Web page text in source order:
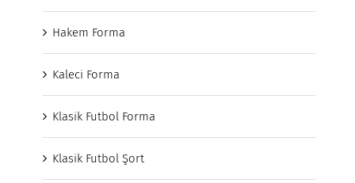
Hakem Forma
Kaleci Forma
Klasik Futbol Forma
Klasik Futbol Şort